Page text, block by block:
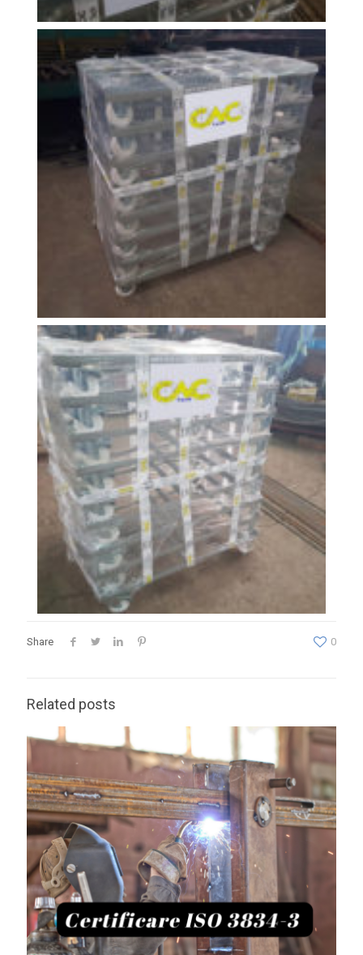
Share 0
Related posts